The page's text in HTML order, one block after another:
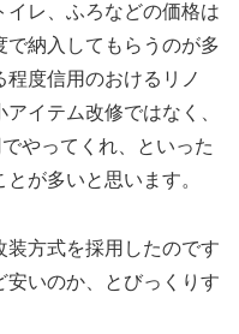
レ、ふろなどの価格は
納入してもらうのが多
度信用のおけるリノ
イテム改修ではなく、
やってくれ、といった
が多いと思います。
方式を採用したのです
安いのか、とびっくりす